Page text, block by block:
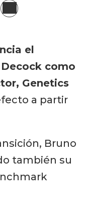
el
como
Genetics
a partir
Bruno
también su